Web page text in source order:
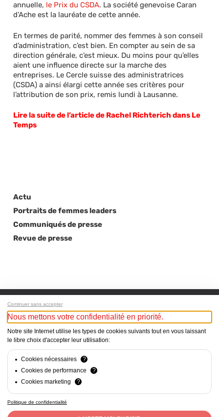
annuelle, le Prix du CSDA. La société genevoise Caran
d’Ache est la lauréate de cette année.
En termes de parité, nommer des femmes à son conseil
d’administration, c’est bien. En compter au sein de sa
direction générale, c’est mieux. Du moins pour qu’elles
aient une influence directe sur la marche des
entreprises. Le Cercle suisse des administratrices
(CSDA) a ainsi élargi cette année ses critères pour
l’attribution de son prix, remis lundi à Lausanne.
Lire la suite de l’article de Rachel Richterich dans Le
Temps
Actu
Portraits de femmes leaders
Communiqués de presse
Revue de presse
Next Post
Caran d’Ache récompensée pour sa politique
favorisant les femmes aux postes de pouvoir
(L’AGEFI)
Mentions Légales - Responsable du site web : Cercle Suisse
des Administratrices c/o CVCI, Avenue d’Ouchy 47, Lausanne
Continuer sans accepter
Nous mettons votre confidentialité en priorité.
Notre site Internet utilise les types de cookies suivants tout en vous laissant
le libre choix d'accepter leur utilisation:
Cookies nécessaires
?
Cookies de performance
?
Cookies marketing
?
Politique de confidentialité